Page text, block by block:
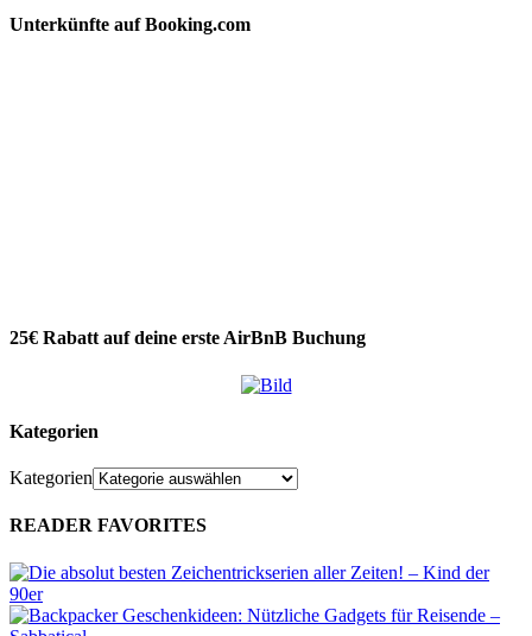
Unterkünfte auf Booking.com
25€ Rabatt auf deine erste AirBnB Buchung
Kategorien
Kategorien
READER FAVORITES